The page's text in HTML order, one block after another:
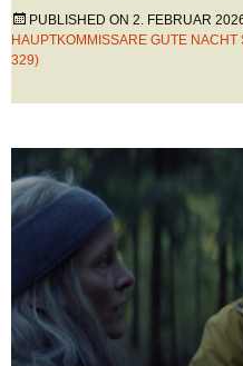
PUBLISHED ON 2. FEBRUAR
HAUPTKOMMISSARE GUTE NACHT
329)